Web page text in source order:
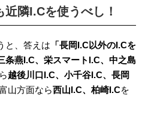
隣I.Cを使うべし！
と、答えは 「長岡I.C以外のI.Cを
条燕I.C、栄スマートI.C、中之島
越後川口I.C、小千谷I.C、長岡
山方面なら西山I.C、柏崎I.Cを